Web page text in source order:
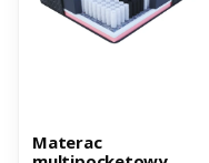
Promocja
Materac